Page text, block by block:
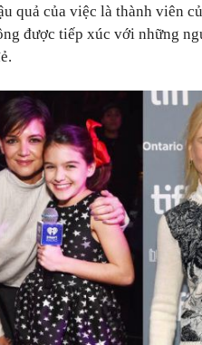
quả của việc là thành viên
được tiếp xúc với những